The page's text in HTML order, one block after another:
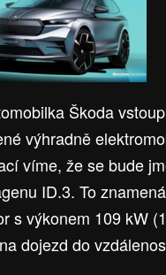
Škoda
výhradně
víme, že se bude
ID.3. To
s výkonem 109 kW
dojezd do